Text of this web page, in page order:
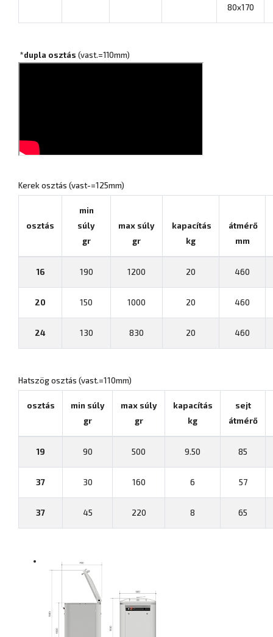
80x170
*dupla osztás (vast.=110mm)
Kerek osztás (vast-=125mm)
osztás
min
súly
gr
max súly
gr
kapacítás
kg
átmérő
mm
16 190 1200 20 460
20 150 1000 20 460
24 130 830 20 460
Hatszög osztás (vast.=110mm)
osztás
min súly
gr
max súly
gr
kapacítás
kg
sejt
átmérő
19 90 500 9.50 85
37 30 160 6 57
37 45 220 8 65